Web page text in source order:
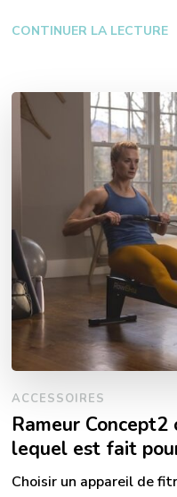
CONTINUER LA LECTURE
ACCESSOIRES
Rameur
lequel est fait
Choisir un appareil de